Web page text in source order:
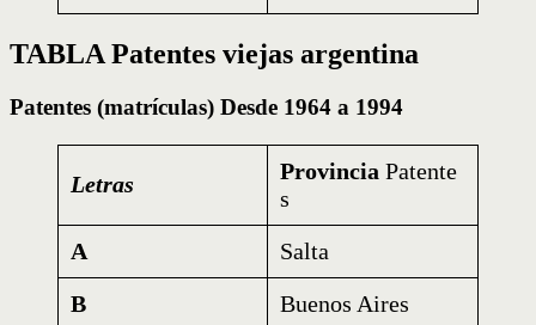
TABLA Patentes viejas argentina
Patentes (matrículas) Desde 1964 a 1994
Letras Provincia Patente
s
A
Salta
B
Buenos Aires